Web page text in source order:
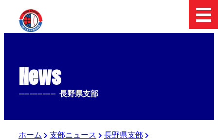
News
-------------- 長野県支部
ホーム 支部ニュース
長野県支部